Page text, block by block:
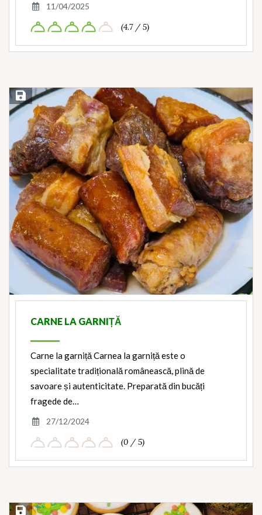
11/04/2025
(4.7 / 5)
Save Recipe
CARNE LA GARNIȚĂ
Carne la garniță Carnea la garniță este o
specialitate tradițională românească, plină de
savoare și autenticitate. Preparată din bucăți
fragede de…
27/12/2024
(0 / 5)
Save Recipe